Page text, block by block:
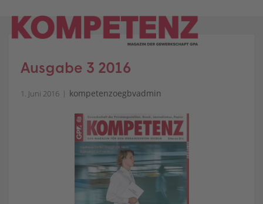
content
Ausgabe 3 2016
1. Juni 2016 kompetenzoegbvadmin